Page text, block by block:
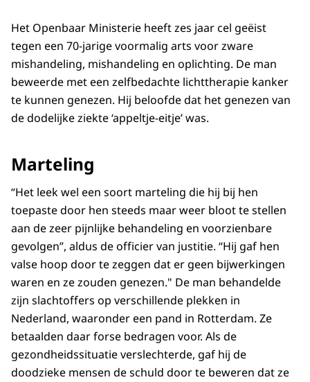
Het Openbaar Ministerie heeft zes jaar cel geëist
tegen een 70-jarige voormalig arts voor zware
mishandeling, mishandeling en oplichting. De man
beweerde met een zelfbedachte lichttherapie kanker
te kunnen genezen. Hij beloofde dat het genezen van
de dodelijke ziekte ‘appeltje-eitje’ was.
Marteling
“Het leek wel een soort marteling die hij bij hen
toepaste door hen steeds maar weer bloot te stellen
aan de zeer pijnlijke behandeling en voorzienbare
gevolgen”, aldus de officier van justitie. “Hij gaf hen
valse hoop door te zeggen dat er geen bijwerkingen
waren en ze zouden genezen." De man behandelde
zijn slachtoffers op verschillende plekken in
Nederland, waaronder een pand in Rotterdam. Ze
betaalden daar forse bedragen voor. Als de
gezondheidssituatie verslechterde, gaf hij de
doodzieke mensen de schuld door te beweren dat ze